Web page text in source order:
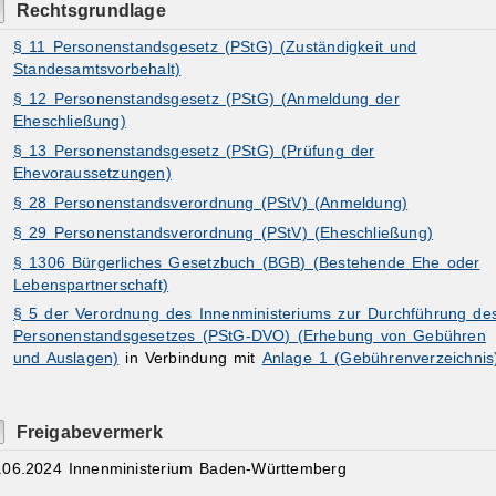
Rechtsgrundlage
§ 11 Personenstandsgesetz (PStG) (Zuständigkeit und
Standesamtsvorbehalt)
§ 12 Personenstandsgesetz (PStG) (Anmeldung der
Eheschließung)
§ 13 Personenstandsgesetz (PStG) (Prüfung der
Ehevoraussetzungen)
§ 28 Personenstandsverordnung (PStV) (Anmeldung)
§ 29 Personenstandsverordnung (PStV) (Eheschließung)
§ 1306 Bürgerliches Gesetzbuch (BGB) (Bestehende Ehe oder
Lebenspartnerschaft)
§ 5 der Verordnung des Innenministeriums zur Durchführung
Personenstandsgesetzes (PStG-DVO) (Erhebung von Gebühren
und Auslagen) in Verbindung mit Anlage 1
Freigabevermerk
Innenministerium Baden-Württemberg